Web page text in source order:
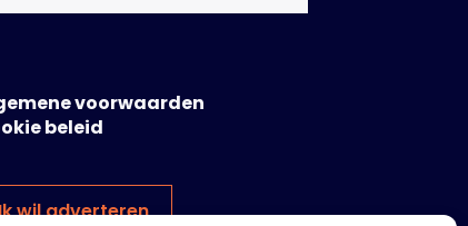
voorwaarden
beleid
wil adverteren